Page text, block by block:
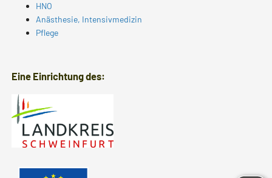
HNO
Anästhesie, Intensivmedizin
Pflege
Eine Einrichtung des: